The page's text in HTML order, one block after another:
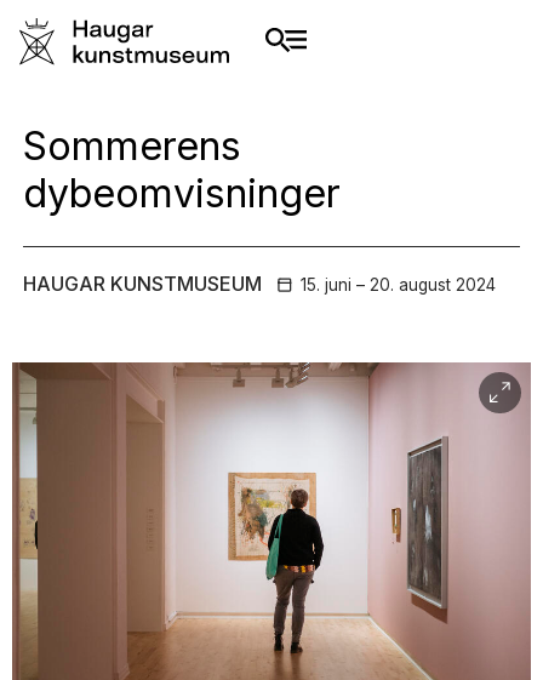
Sommerens
dybeomvisninger
HAUGAR KUNSTMUSEUM 15. juni – 20. august 2024